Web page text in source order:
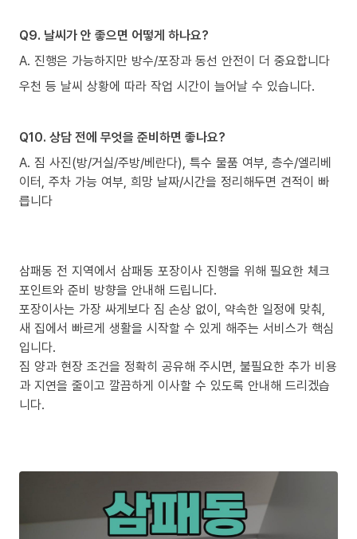
Q9. 날씨가 안 좋으면 어떻게 하나요?
A. 진행은 가능하지만 방수/포장과 동선 안전이 더 중요합니다
우천 등 날씨 상황에 따라 작업 시간이 늘어날 수 있습니다.
Q10. 상담 전에 무엇을 준비하면 좋나요?
A. 짐 사진(방/거실/주방/베란다), 특수 물품 여부, 층수/엘리베
이터, 주차 가능 여부, 희망 날짜/시간을 정리해두면 견적이 빠
릅니다
삼패동 전 지역에서 삼패동 포장이사 진행을 위해 필요한 체크
포인트와 준비 방향을 안내해 드립니다.
포장이사는 가장 싸게보다 짐 손상 없이, 약속한 일정에 맞춰,
새 집에서 빠르게 생활을 시작할 수 있게 해주는 서비스가 핵심
입니다.
짐 양과 현장 조건을 정확히 공유해 주시면, 불필요한 추가 비용
과 지연을 줄이고 깔끔하게 이사할 수 있도록 안내해 드리겠습
니다.